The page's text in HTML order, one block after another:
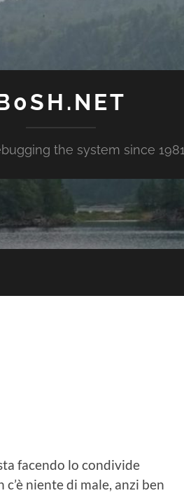
the system since 1981
facendo lo condivide
niente di male, anzi ben